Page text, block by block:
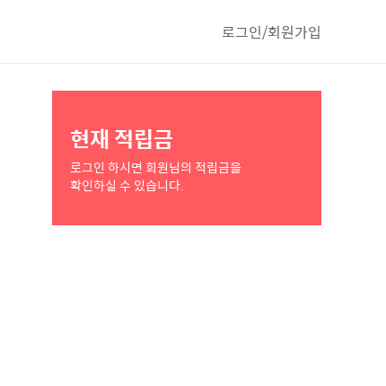
로그인/회원가입
현재 적립금
로그인 하시면 회원님의 적립금을
확인하실 수 있습니다.